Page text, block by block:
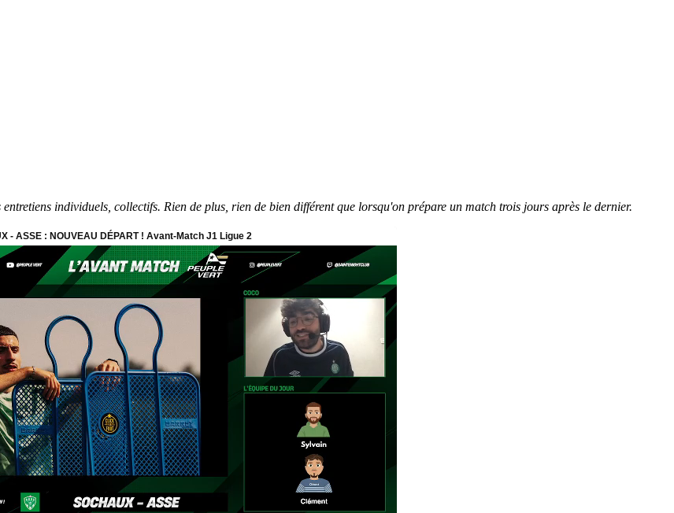
individuels, collectifs. Rien de plus, rien de bien différent que lorsqu'on prépare un match trois jours après le dernier.